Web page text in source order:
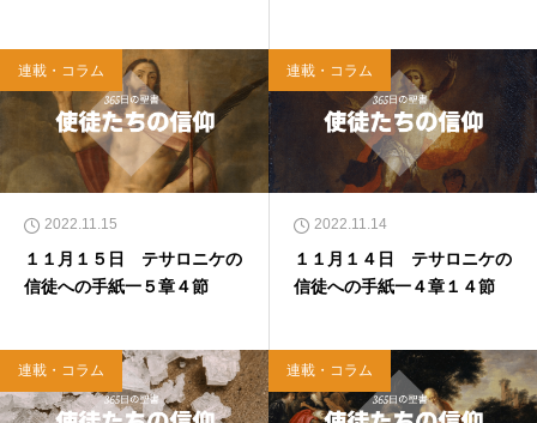
連載・コラム
2022.11.15
１１月１５日 テサロニケの
信徒への手紙一５章４節
連載・コラム
2022.11.14
１１月１４日 テサロニケの
信徒への手紙一４章１４節
連載・コラム 連載・コラム